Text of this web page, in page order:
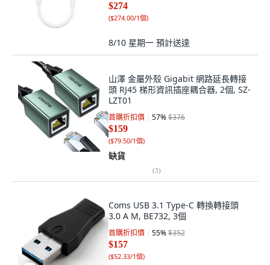
$274
($274.00/1個)
8/10 星期一 預計送達
山澤 金屬外殼 Gigabit 網路延長轉接
頭 RJ45 梯形資訊插座耦合器, 2個, SZ-
LZT01
首購折扣價 57%$376
$159
($79.50/1個)
缺貨
(3)
Coms USB 3.1 Type-C 轉換轉接頭
3.0 A M, BE732, 3個
首購折扣價 55%$352
$157
($52.33/1個)